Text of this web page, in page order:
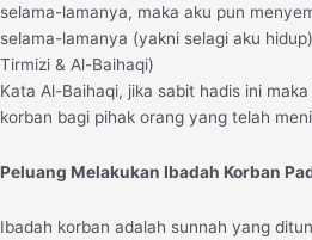
selama-lamanya, maka aku pun
selama-lamanya (yakni selagi aku
Tirmizi & Al-Baihaqi)
Kata Al-Baihaqi, jika sabit hadis ini
korban bagi pihak orang yang telah
Peluang Melakukan Ibadah Korban
Ibadah korban adalah sunnah yang